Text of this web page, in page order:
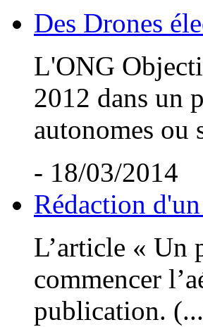
Des Drones
L'ONG
2012 dans un
autonomes ou
- 18/03/2014
Rédaction
L’article « Un
commencer
publication.